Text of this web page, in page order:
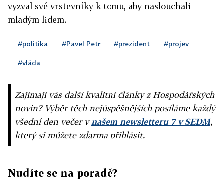
vyzval své vrstevníky k tomu, aby naslouchali
mladým lidem.
#politika #Pavel Petr #prezident #projev
#vláda
Zajímají vás další kvalitní články z Hospodářských
novin? Výběr těch nejúspěšnějších posíláme každý
všední den večer vnašem newsletteru 7 v SEDM,
který si můžete zdarma přihlásit.
Nudíte se na poradě?